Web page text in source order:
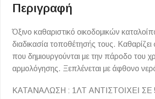
Πισίνας
Επένδυσης Τοίχου
Ψηφίδες
Περιγραφή
Όξινο καθαριστικό οικοδομικών
διαδικασία τοποθέτησής τους.
που δημιουργούνται με την πάροδο του
αρμολόγησης. Ξεπλένεται με άφθονο
ΚΑΤΑΝΑΛΩΣΗ : 1ΛΤ ΑΝΤΙΣΤΟΙΧΕΙ